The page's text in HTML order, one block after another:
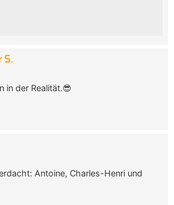
S.
in der Realität.😎
Antoine, Charles-Henri und